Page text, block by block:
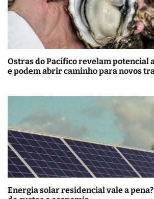
Ostras do Pacífico revelam
e podem abrir caminho para novos
Energia solar residencial vale a